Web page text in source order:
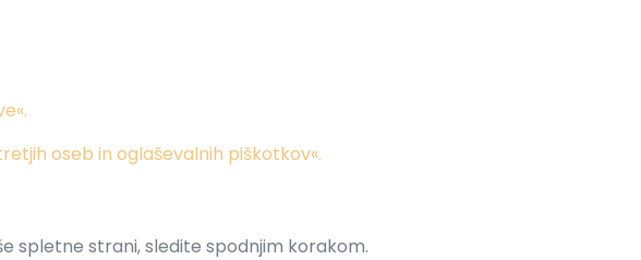
oseb in oglaševalnih piškotkov«.
spletne strani, sledite spodnjim korakom.